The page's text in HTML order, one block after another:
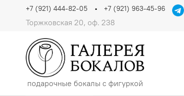
Торжковская 20, оф. 238
+7 (921) 444-82-05 +7 (921) 963-45-96
подарочные бокалы с фигуркой